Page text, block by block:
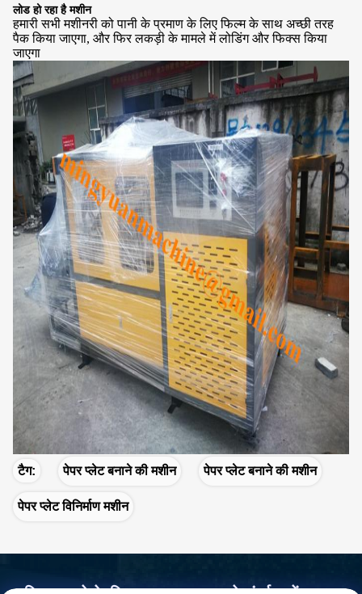
लोड हो रहा है मशीन
हमारी सभी मशीनरी को पानी के प्रमाण के लिए फिल्म के साथ अच्छी तरह
पैक किया जाएगा, और फिर लकड़ी के मामले में लोडिंग और फिक्स किया
जाएगा
टैग: पेपर प्लेट बनाने की मशीन पेपर प्लेट बनाने की मशीन
पेपर प्लेट विनिर्माण मशीन